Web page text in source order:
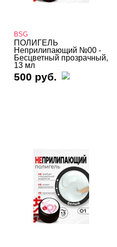
Свернуть
BSG
ПОЛИГЕЛЬ
Неприлипающий №00 -
Бесцветный прозрачный,
13 мл
500 руб.